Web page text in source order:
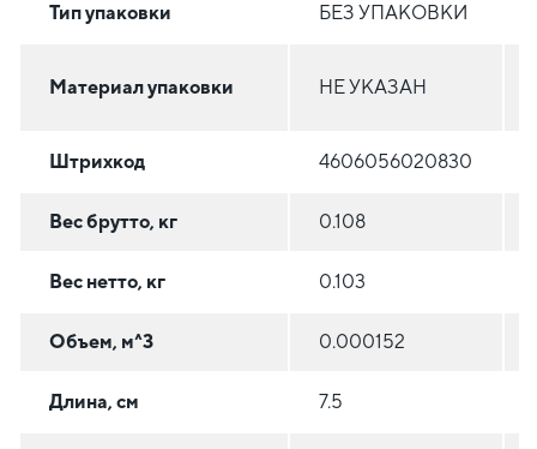
Тип упаковки БЕЗ УПАКОВКИ
Материал упаковки НЕ УКАЗАН
Штрихкод 4606056020830
Вес брутто, кг 0.108
Вес нетто, кг 0.103
Объем, м^3 0.000152
Длина, см 7.5